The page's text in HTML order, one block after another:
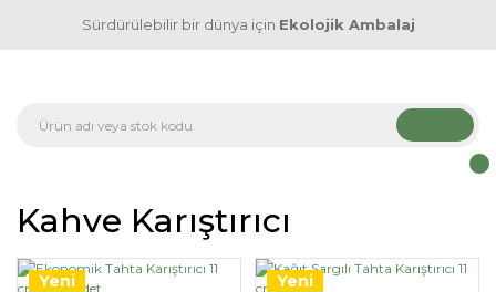
Sürdürülebilir bir dünya için Ekolojik Ambalaj
Kahve Karıştırıcı
Yeni Yeni